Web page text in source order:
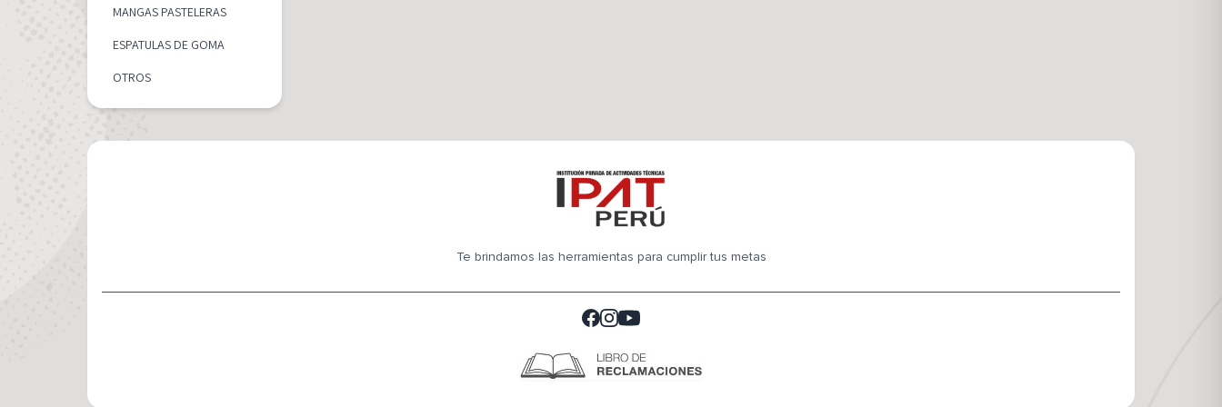
MANGAS PASTELERAS
ESPATULAS DE GOMA
OTROS
Te brindamos las herramientas para cumplir tus metas